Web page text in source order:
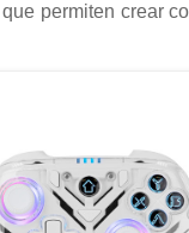
permiten crear